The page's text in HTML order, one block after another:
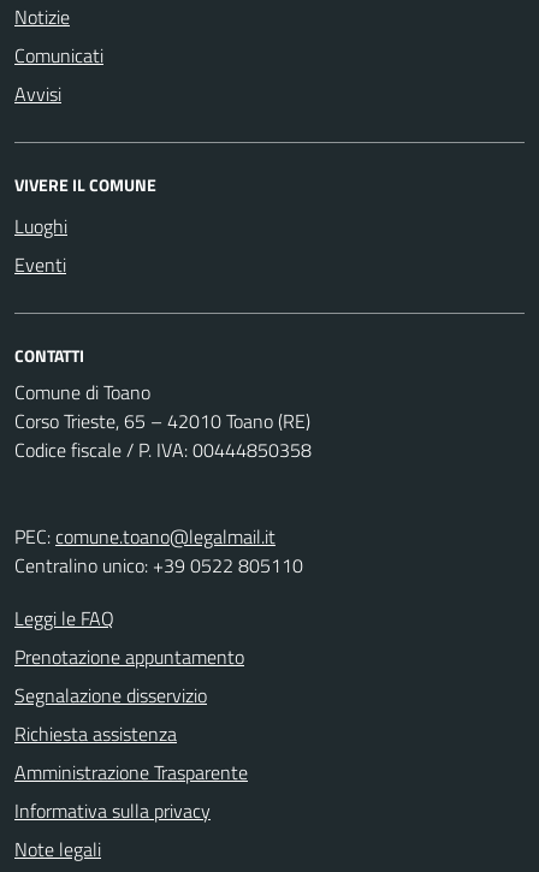
Notizie
Comunicati
Avvisi
VIVERE IL COMUNE
Luoghi
Eventi
CONTATTI
Comune di Toano
Corso Trieste, 65 – 42010 Toano (RE)
Codice fiscale / P. IVA: 00444850358
PEC:comune.toano@legalmail.it
Centralino unico: +39 0522 805110
Leggi le FAQ
Prenotazione appuntamento
Segnalazione disservizio
Richiesta assistenza
Amministrazione Trasparente
Informativa sulla privacy
Note legali